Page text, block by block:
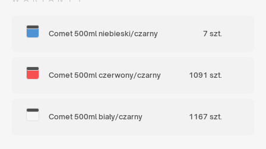
Comet 500ml niebieski/czarny 7 szt.
Comet 500ml czerwony/czarny 1091 szt.
Comet 500ml biały/czarny 1167 szt.